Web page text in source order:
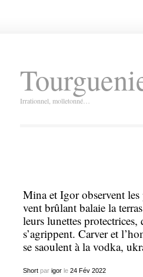
Irrationnel, molletonné…
Mina et Igor observent les
vent brûlant balaie la
leurs lunettes
s’agrippent. Carver et
se saoulent à la vodka,
Shortpar igorle 24 Fév 2022